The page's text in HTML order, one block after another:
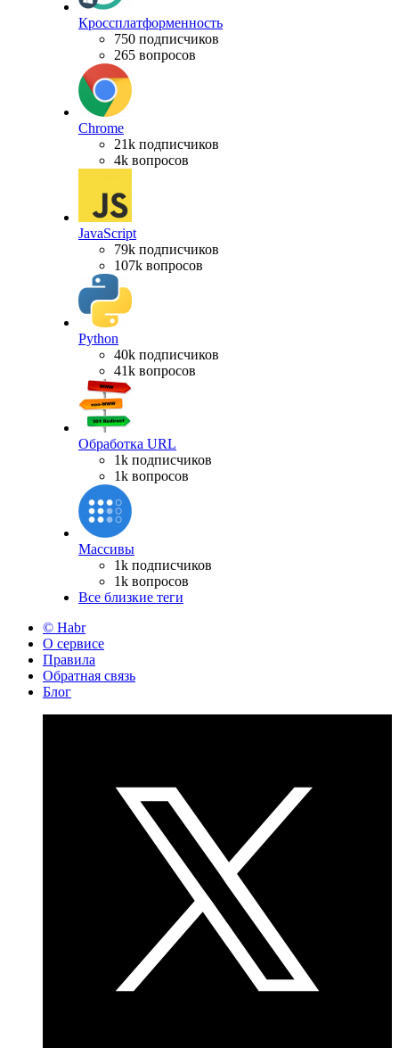
Кроссплатформенность
750 подписчиков
265 вопросов
Chrome
21k подписчиков
4k вопросов
JavaScript
79k подписчиков
107k вопросов
Python
40k подписчиков
41k вопросов
Обработка URL
1k подписчиков
1k вопросов
Массивы
1k подписчиков
1k вопросов
Все близкие теги
© Habr
О сервисе
Правила
Обратная связь
Блог